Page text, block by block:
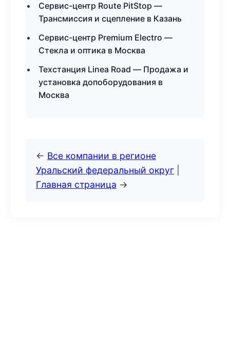
Сервис-центр Route PitStop —
Трансмиссия и сцепление в Казань
Сервис-центр Premium Electro —
Стекла и оптика в Москва
Техстанция Linea Road — Продажа и
установка допоборудования в
Москва
← Все компании в регионе
Уральский федеральный округ
Главная страница →